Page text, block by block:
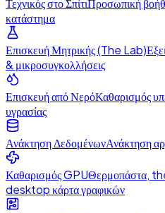
Τεχνικός στο ΣπίτιΠροσωπική
κατάστημα
Επισκευή Μητρικής (The Lab)
& μικροσυγκολλήσεις
Επισκευή από ΝερόΚαθαρισμός
υγρασίας
Ανάκτηση ΔεδομένωνΑνάκτηση
Καθαρισμός GPUΘερμοπάστα,
desktop κάρτα γραφικών